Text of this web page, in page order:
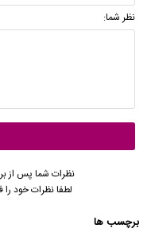
نظر شما:
نظرات شما پس از
لطفا نظرات خود را
برچسب ها